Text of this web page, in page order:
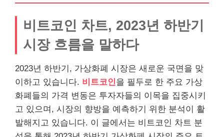
비트코인 차트, 2023년 하반기
시장 흐름을 말하다
2023년 하반기, 가상화폐 시장은 새로운 국면을 맞
이하고 있습니다. 비트코인을 필두로 한 주요 가상
화폐들의 가격 변동은 투자자들의 이목을 집중시키
고 있으며, 시장의 향방을 예측하기 위한 분석이 활
발해지고 있습니다. 이 글에서는 비트코인 차트 분